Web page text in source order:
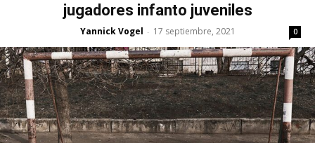
jugadores infanto juveniles
Yannick Vogel - 17 septiembre, 2021 0